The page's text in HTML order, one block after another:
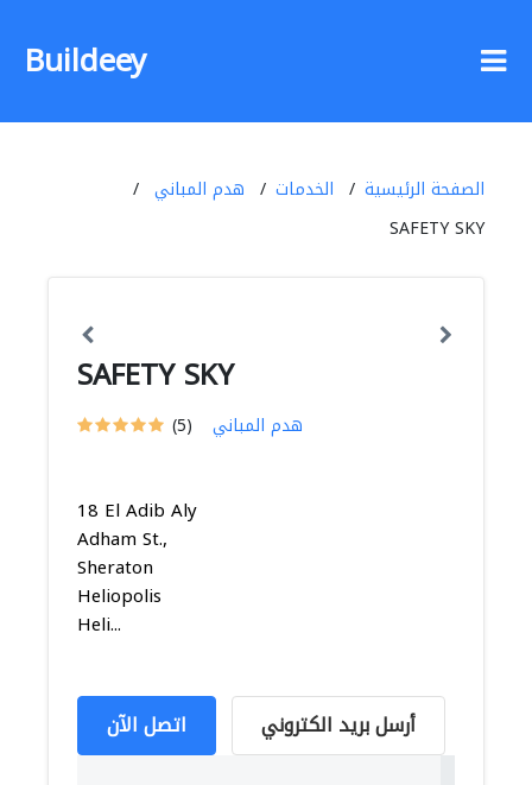
Buildeey
الصفحة الرئيسية الخدمات
هدم المباني
SAFETY SKY
SAFETY SKY
(5) هدم المباني
18 El Adib Aly
Adham St.,
Sheraton
Heliopolis
Heli...
اتصل الآن أرسل بريد الكتروني